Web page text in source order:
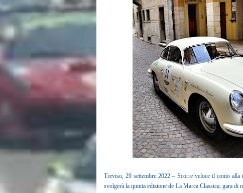
Treviso, 29 settembre 2022 – Scorre veloce il conto
svolgerà la quinta edizione de La Marca Classica, gara di